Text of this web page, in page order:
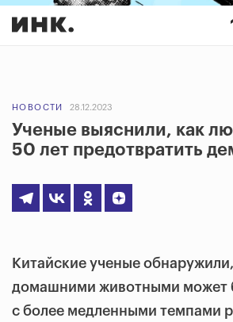
НОВОСТИ 28.12.2023
Ученые выяснили, как
50 лет предотвратить
Китайские ученые
домашними животными может
с более медленными темпами